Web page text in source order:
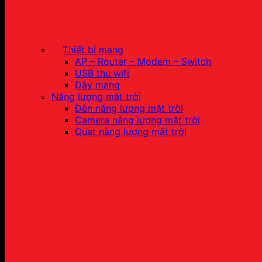
Thiết bị mạng
AP – Router – Modem – Switch
USB thu wifi
Dây mạng
Năng lượng mặt trời
Đèn năng lượng mặt trời
Camera năng lượng mặt trời
Quạt năng lượng mặt trời